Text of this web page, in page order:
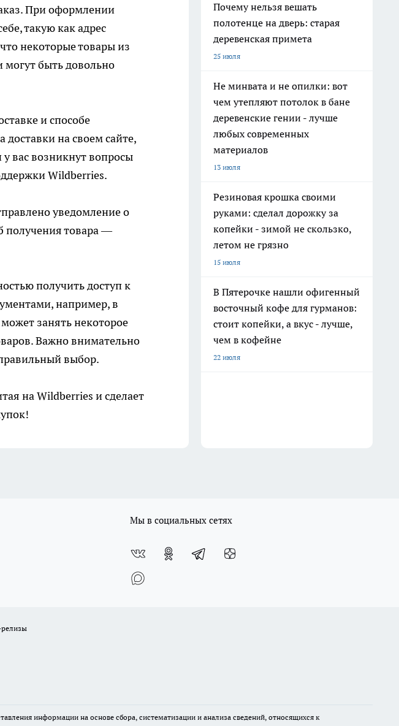
При оформлении
такую как адрес
некоторые товары из
могут быть довольно
и способе
доставки на своем сайте,
у вас возникнут вопросы
Wildberries.
уведомление о
получения товара —
получить доступ к
например, в
занять некоторое
Важно внимательно
выбор.
на Wildberries и сделает
Почему нельзя вешать
полотенце на дверь: старая
деревенская примета
25 июля
Не минвата и не опилки: вот
чем утепляют потолок в бане
деревенские гении - лучше
любых современных
материалов
13 июля
Резиновая крошка своими
руками: сделал дорожку за
копейки - зимой не скользко,
летом не грязно
15 июля
В Пятерочке нашли офигенный
восточный кофе для гурманов:
стоит копейки, а вкус - лучше,
чем в кофейне
22 июля
Мы в социальных сетях
релизы
информации на основе сбора, систематизации и анализа сведений, относящихся к